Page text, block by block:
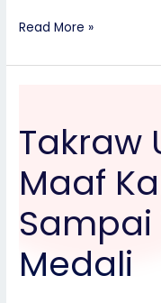
Read More »
Takraw
Maaf
Medali
Maaf
Karena
Tidak
Sampai
Medali